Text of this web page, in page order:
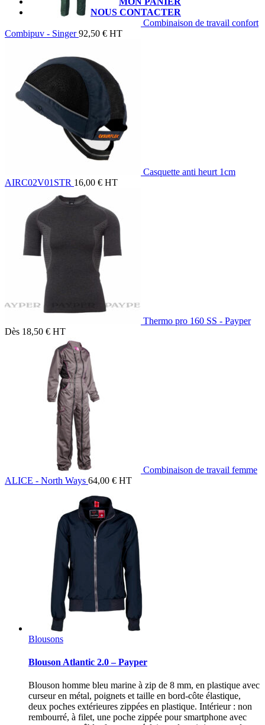
NOUS CONTACTER
Combinaison de travail confort
Combipuv - Singer 92,50 € HT
Casquette anti heurt 1cm
AIRC02V01STR 16,00 € HT
Thermo pro 160 SS - Payper
Dès 18,50 € HT
Combinaison de travail femme
ALICE - North Ways 64,00 € HT
Blousons
Blouson Atlantic 2.0 – Payper
Blouson homme bleu marine à zip de 8 mm, en plastique avec
curseur en métal, poignets et taille en bord-côte élastique,
deux poches extérieures zippées en plastique. Intérieur : non
rembourré, à filet, une poche zippée pour smartphone avec